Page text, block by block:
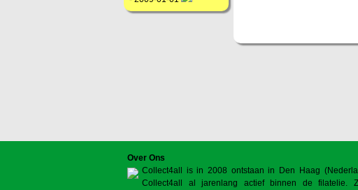
Over Ons
Collect4all is in 2008 ontstaan in Den Haag
Collect4all al jarenlang actief binnen de filatelie.